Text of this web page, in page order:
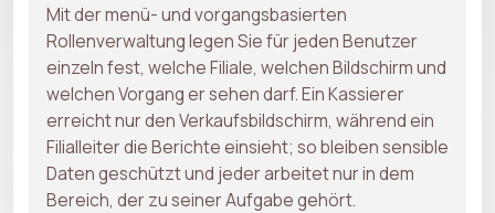
Mit der menü- und vorgangsbasierten
Rollenverwaltung legen Sie für jeden Benutzer
einzeln fest, welche Filiale, welchen Bildschirm und
welchen Vorgang er sehen darf. Ein Kassierer
erreicht nur den Verkaufsbildschirm, während ein
Filialleiter die Berichte einsieht; so bleiben sensible
Daten geschützt und jeder arbeitet nur in dem
Bereich, der zu seiner Aufgabe gehört.